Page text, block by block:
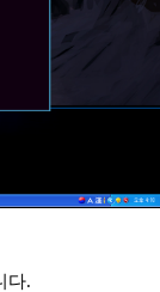
다.